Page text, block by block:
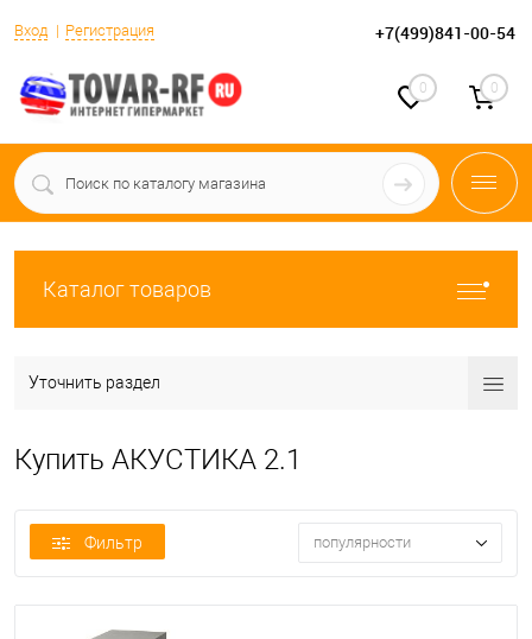
Вход Регистрация +7(499)841-00-54
0 0
Каталог товаров
Уточнить раздел
Купить АКУСТИКА 2.1
Фильтр популярности